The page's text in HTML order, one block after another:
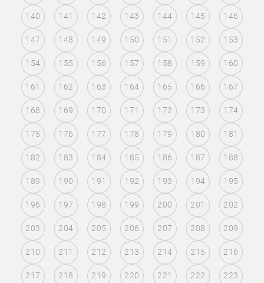
140 141 142 143 144 145 146
147 148 149 150 151 152 153
154 155 156 157 158 159 160
161 162 163 164 165 166 167
168 169 170 171 172 173 174
175 176 177 178 179 180 181
182 183 184 185 186 187 188
189 190 191 192 193 194 195
196 197 198 199 200 201 202
203 204 205 206 207 208 209
210 211 212 213 214 215 216
217 218 219 220 221 222 223